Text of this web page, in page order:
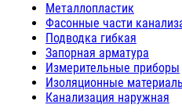
Металлопластик
Фасонные части
Подводка гибкая
Запорная арматура
Измерительные приборы
Изоляционные
Канализация наружная